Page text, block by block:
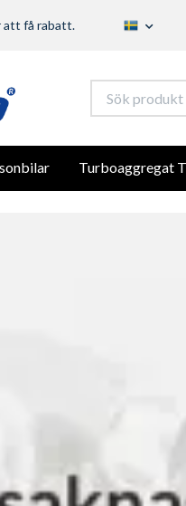
att få rabatt.
Turboaggregat